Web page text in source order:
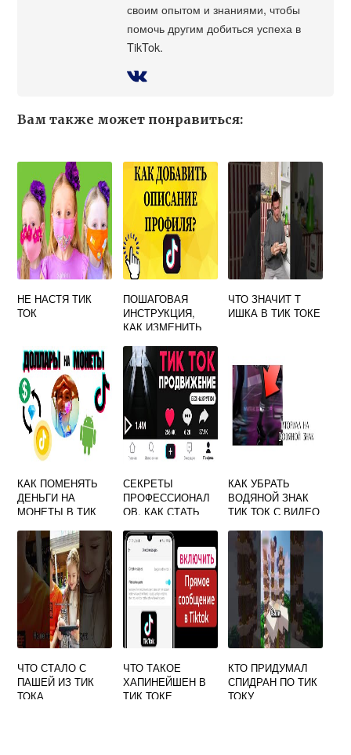
своим опытом и знаниями, чтобы
помочь другим добиться успеха в
TikTok.
Вам также может понравиться:
НЕ НАСТЯ ТИК
ТОК
ПОШАГОВАЯ
ИНСТРУКЦИЯ,
КАК ИЗМЕНИТЬ
ТОКЕ
ЧТО ЗНАЧИТ Т
ИШКА В ТИК ТОКЕ
КАК ПОМЕНЯТЬ
ДЕНЬГИ НА
МОНЕТЫ В ТИК
СЕКРЕТЫ
ПРОФЕССИОНАЛ
ОВ, КАК СТАТЬ
ТИК ТОК
КАК УБРАТЬ
ВОДЯНОЙ ЗНАК
ТИК ТОК С ВИДЕО
ЧТО СТАЛО С
ПАШЕЙ ИЗ ТИК
ТОКА
ЧТО ТАКОЕ
ХАПИНЕЙШЕН В
ТИК ТОКЕ
КТО ПРИДУМАЛ
СПИДРАН ПО ТИК
ТОКУ